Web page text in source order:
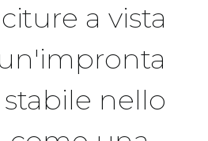
a vista
nello